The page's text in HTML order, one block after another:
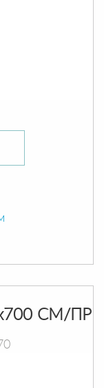
СМ/ПР